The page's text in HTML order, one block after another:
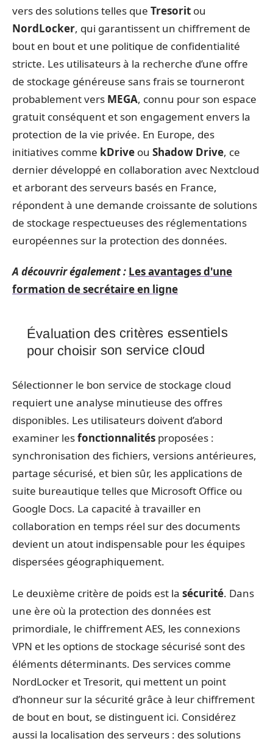
vers des solutions telles que Tresorit ou
NordLocker, qui garantissent un chiffrement de
bout en bout et une politique de confidentialité
stricte. Les utilisateurs à la recherche d’une offre
de stockage généreuse sans frais se tourneront
probablement vers MEGA, connu pour son espace
gratuit conséquent et son engagement envers la
protection de la vie privée. En Europe, des
initiatives comme kDrive ou Shadow Drive, ce
dernier développé en collaboration avec Nextcloud
et arborant des serveurs basés en France,
répondent à une demande croissante de solutions
de stockage respectueuses des réglementations
européennes sur la protection des données.
A découvrir également : Les avantages d'une
formation de secrétaire en ligne
Évaluation des critères essentiels
pour choisir son service cloud
Sélectionner le bon service de stockage cloud
requiert une analyse minutieuse des offres
disponibles. Les utilisateurs doivent d’abord
examiner lesfonctionnalités proposées :
synchronisation des fichiers, versions antérieures,
partage sécurisé, et bien sûr, les applications de
suite bureautique telles que Microsoft Office ou
Google Docs. La capacité à travailler en
collaboration en temps réel sur des documents
devient un atout indispensable pour les équipes
dispersées géographiquement.
Le deuxième critère de poids est la sécurité. Dans
une ère où la protection des données est
primordiale, le chiffrement AES, les connexions
VPN et les options de stockage sécurisé sont des
éléments déterminants. Des services comme
NordLocker et Tresorit, qui mettent un point
d’honneur sur la sécurité grâce à leur chiffrement
de bout en bout, se distinguent ici. Considérez
aussi la localisation des serveurs : des solutions